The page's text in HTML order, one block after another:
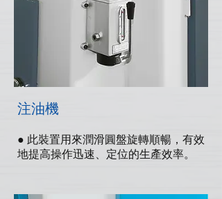
注油機
● 此裝置用來潤滑圓盤旋轉順暢，有效
地提高操作迅速、定位的生產效率。